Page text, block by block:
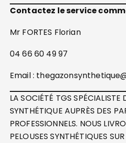
Contactez le service
Mr FORTES Florian
04 66 60 49 97
Email :
LA SOCIÉTÉ TGS SPÉCIALISTE
SYNTHÉTIQUE AUPRÈS DES
PROFESSIONNELS. NOUS
PELOUSES SYNTHÉTIQUES